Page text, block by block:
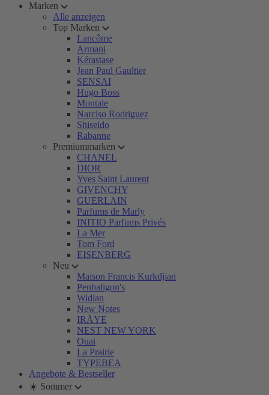
Marken
Alle anzeigen
Top Marken
Lancôme
Armani
Kérastase
Jean Paul Gaultier
SENSAI
Hugo Boss
Montale
Narciso Rodriguez
Shiseido
Rabanne
Premiummarken
CHANEL
DIOR
Yves Saint Laurent
GIVENCHY
GUERLAIN
Parfums de Marly
INITIO Parfums Privés
La Mer
Tom Ford
EISENBERG
Neu
Maison Francis Kurkdjian
Penhaligon's
Widian
New Notes
IRÄYE
NEST NEW YORK
Ouai
La Prairie
TYPEBEA
Angebote & Bestseller
☀️ Sommer